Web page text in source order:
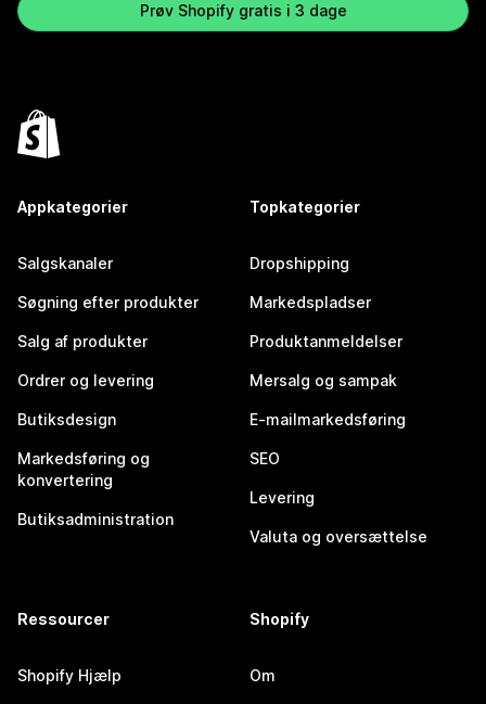
Prøv Shopify gratis i 3 dage
Appkategorier
Salgskanaler
Søgning efter produkter
Salg af produkter
Ordrer og levering
Butiksdesign
Markedsføring og
konvertering
Butiksadministration
Topkategorier
Dropshipping
Markedspladser
Produktanmeldelser
Mersalg og sampak
E-mailmarkedsføring
SEO
Levering
Valuta og oversættelse
Ressourcer
Shopify Hjælp
Shopify
Om